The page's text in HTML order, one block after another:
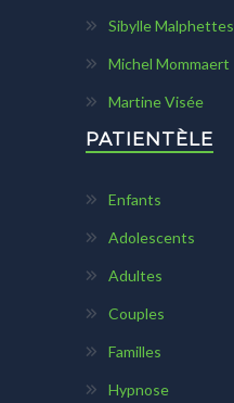
Sibylle Malphettes
Michel Mommaert
Martine Visée
PATIENTÈLE
Enfants
Adolescents
Adultes
Couples
Familles
Hypnose